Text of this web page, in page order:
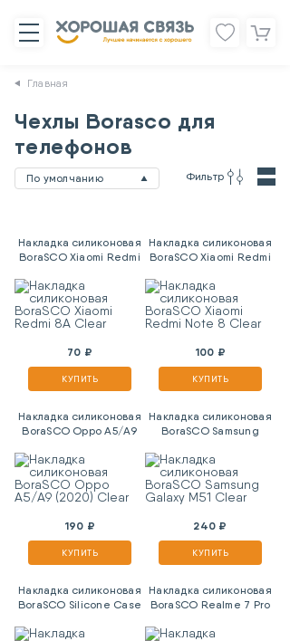
Главная
Чехлы Borasco для
телефонов
По умолчанию Фильтр
Накладка силиконовая
BoraSCO Xiaomi Redmi
70 ₽
КУПИТЬ
Накладка силиконовая
BoraSCO Xiaomi Redmi
100 ₽
КУПИТЬ
Накладка силиконовая
BoraSCO Oppo A5/A9
190 ₽
КУПИТЬ
Накладка силиконовая
BoraSCO Samsung
240 ₽
КУПИТЬ
Накладка силиконовая
BoraSCO Silicone Case
матовая Black
Накладка силиконовая
BoraSCO Realme 7 Pro